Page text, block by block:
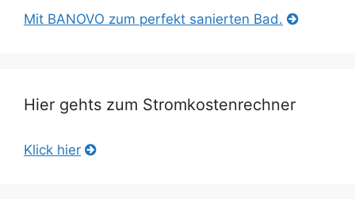
Mit BANOVO zum perfekt sanierten Bad.
Hier gehts zum Stromkostenrechner
Klick hier